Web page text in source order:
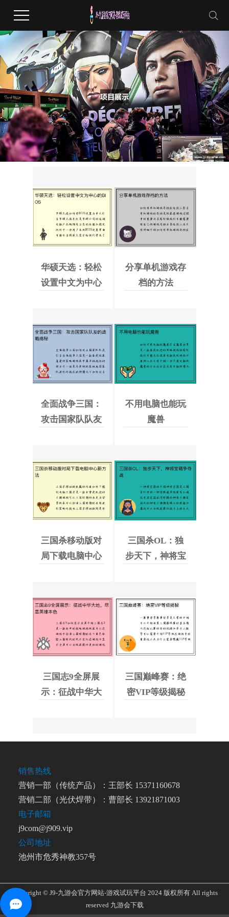
华硕天选：轻松
设置中文为中心
分享单机游戏存
档的方法
全面战争三国：
攻击国家队队友
不用电脑也能玩
魔兽
三国杀移动版对
局下载电脑中心
三国杀OL：独
步天下，神将宝
三国志9全屏展
示：征战中华大
三国巅峰赛：绝
密VIP等级揭秘
销售热线
营销一部（传统产品）：王部长 15371160678
营销二部（光伏焊带）：曹部长 13921871003
电子邮箱
j9com@j909.vip
公司地址
池州市危秀神教357号
Copyright © J9-九游会官方网站-游戏试玩平台 2024 版权所有 All rights
reserved 九游会下载